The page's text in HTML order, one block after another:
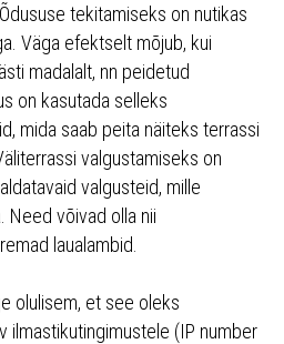
tekitamiseks on nutikas
Väga efektselt mõjub, kui
madalalt, nn peidetud
on kasutada selleks
mida saab peita näiteks terrassi
valgustamiseks on
valgusteid, mille
Need võivad olla nii
laualambid.
olulisem, et see oleks
ilmastikutingimustele (IP number